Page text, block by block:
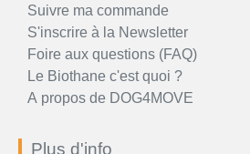
Suivre ma commande
S'inscrire à la Newsletter
Foire aux questions (FAQ)
Le Biothane c'est quoi ?
A propos de DOG4MOVE
Plus d'info